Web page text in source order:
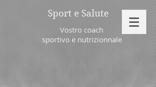
Sport e Salute
Vostro coach
sportivo e nutrizionnale